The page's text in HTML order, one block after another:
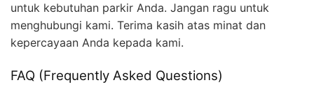
untuk kebutuhan parkir Anda. Jangan ragu untuk
menghubungi kami. Terima kasih atas minat dan
kepercayaan Anda kepada kami.
FAQ (Frequently Asked Questions)